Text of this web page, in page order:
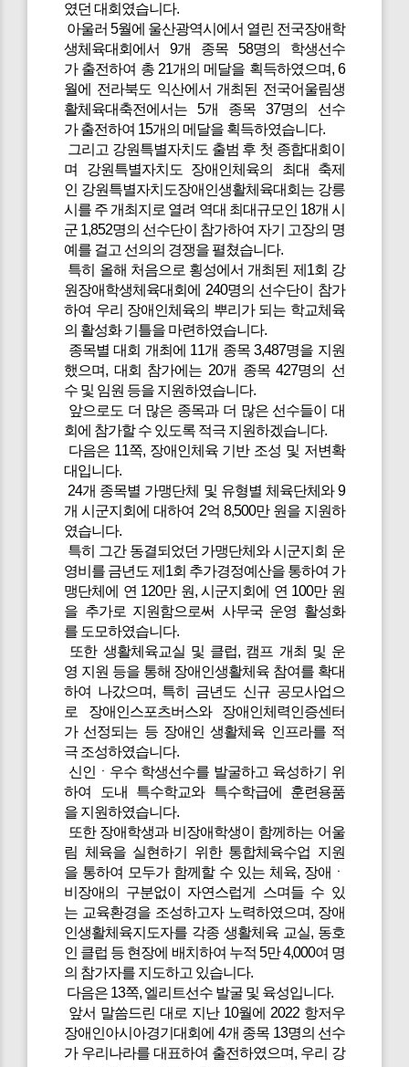
였던 대회였습니다.
아울러 5월에 울산광역시에서 열린 전국장애학
생체육대회에서 9개 종목 58명의 학생선수
가 출전하여 총 21개의 메달을 획득하였으며, 6
월에 전라북도 익산에서 개최된 전국어울림생
활체육대축전에서는 5개 종목 37명의 선수
가 출전하여 15개의 메달을 획득하였습니다.
그리고 강원특별자치도 출범 후 첫 종합대회이
며 강원특별자치도 장애인체육의 최대 축제
인 강원특별자치도장애인생활체육대회는 강릉
시를 주 개최지로 열려 역대 최대규모인 18개 시
군 1,852명의 선수단이 참가하여 자기 고장의 명
예를 걸고 선의의 경쟁을 펼쳤습니다.
특히 올해 처음으로 횡성에서 개최된 제1회 강
원장애학생체육대회에 240명의 선수단이 참가
하여 우리 장애인체육의 뿌리가 되는 학교체육
의 활성화 기틀을 마련하였습니다.
종목별 대회 개최에 11개 종목 3,487명을 지원
했으며, 대회 참가에는 20개 종목 427명의 선
수 및 임원 등을 지원하였습니다.
앞으로도 더 많은 종목과 더 많은 선수들이 대
회에 참가할 수 있도록 적극 지원하겠습니다.
다음은 11쪽, 장애인체육 기반 조성 및 저변확
대입니다.
24개 종목별 가맹단체 및 유형별 체육단체와 9
개 시군지회에 대하여 2억 8,500만 원을 지원하
였습니다.
특히 그간 동결되었던 가맹단체와 시군지회 운
영비를 금년도 제1회 추가경정예산을 통하여 가
맹단체에 연 120만 원, 시군지회에 연 100만 원
을 추가로 지원함으로써 사무국 운영 활성화
를 도모하였습니다.
또한 생활체육교실 및 클럽, 캠프 개최 및 운
영 지원 등을 통해 장애인생활체육 참여를 확대
하여 나갔으며, 특히 금년도 신규 공모사업으
로 장애인스포츠버스와 장애인체력인증센터
가 선정되는 등 장애인 생활체육 인프라를 적
극 조성하였습니다.
신인ㆍ우수 학생선수를 발굴하고 육성하기 위
하여 도내 특수학교와 특수학급에 훈련용품
을 지원하였습니다.
또한 장애학생과 비장애학생이 함께하는 어울
림 체육을 실현하기 위한 통합체육수업 지원
을 통하여 모두가 함께할 수 있는 체육, 장애ㆍ
비장애의 구분없이 자연스럽게 스며들 수 있
는 교육환경을 조성하고자 노력하였으며, 장애
인생활체육지도자를 각종 생활체육 교실, 동호
인 클럽 등 현장에 배치하여 누적 5만 4,000여 명
의 참가자를 지도하고 있습니다.
다음은 13쪽, 엘리트선수 발굴 및 육성입니다.
앞서 말씀드린 대로 지난 10월에 2022 항저우
장애인아시아경기대회에 4개 종목 13명의 선수
가 우리나라를 대표하여 출전하였으며, 우리 강